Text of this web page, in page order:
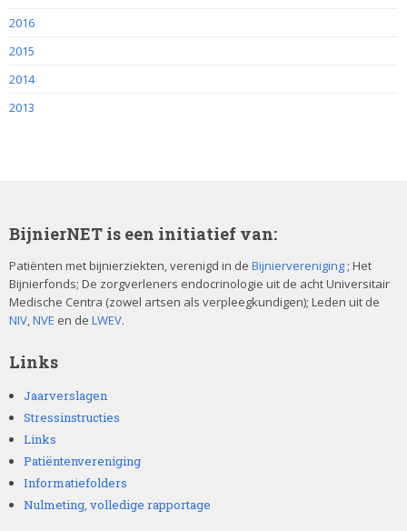
2016
2015
2014
2013
BijnierNET is een initiatief van:
Patiënten met bijnierziekten, verenigd in de Bijniervereniging ; Het
Bijnierfonds; De zorgverleners endocrinologie uit de acht Universitair
Medische Centra (zowel artsen als verpleegkundigen); Leden uit de
NIV,NVE en de LWEV.
Links
Jaarverslagen
Stressinstructies
Links
Patiëntenvereniging
Informatiefolders
Nulmeting, volledige rapportage